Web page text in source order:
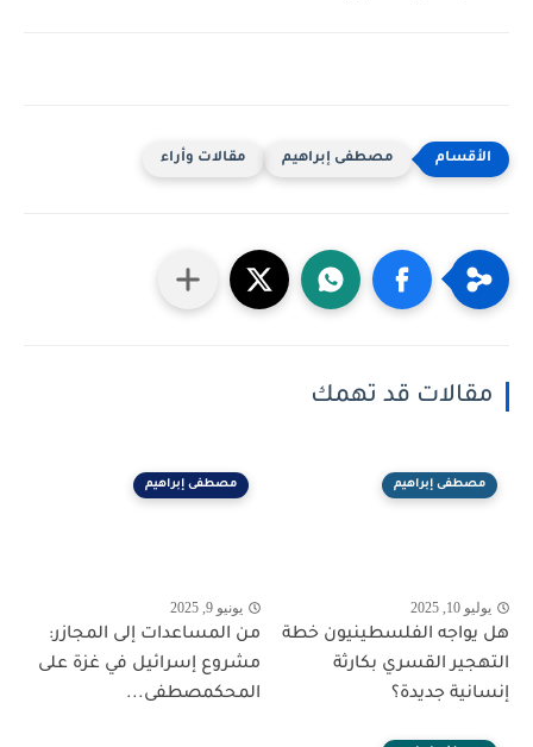
مصطفى إبراهيم مقالات وأراء
مقالات قد تهمك
مصطفى إبراهيم
يوليو 10, 2025
هل يواجه الفلسطينيون خطة
التهجير القسري بكارثة
إنسانية جديدة؟
مصطفى إبراهيم
يونيو 9, 2025
من المساعدات إلى المجازر:
مشروع إسرائيل في غزة على
المحكمصطفى...